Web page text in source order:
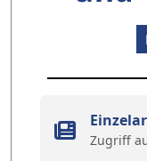
Zugriff